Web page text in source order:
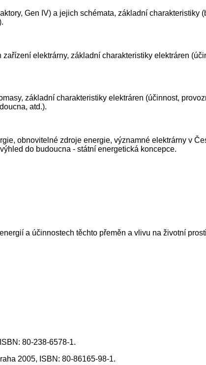
Gen IV) a jejich schémata, základní charakteristiky
elektrárny, základní charakteristiky elektráren
základní charakteristiky elektráren (účinnost,
atd.).
obnovitelné zdroje energie, významné elektrárny v
do budoucna - státní energetická koncepce.
a účinnostech těchto přeměn a vlivu na životní
80-238-6578-1.
2005, ISBN: 80-86165-98-1.